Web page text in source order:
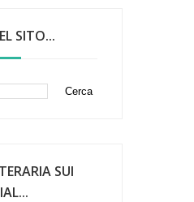
SITO...
SUI